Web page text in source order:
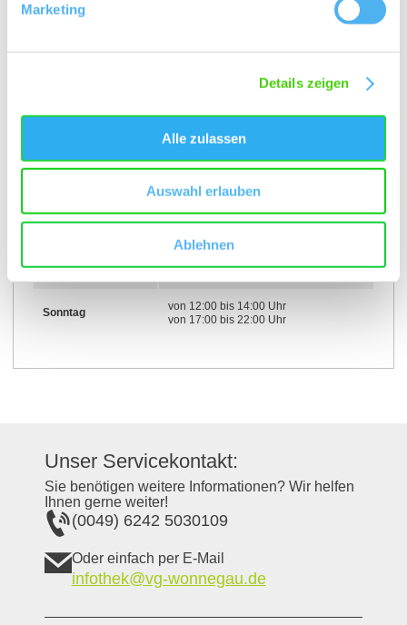
Marketing
Details zeigen
Alle zulassen
Auswahl erlauben
Ablehnen
von 17:00 bis 22:00 Uhr
von 12:00 bis 14:00 Uhr
von 17:00 bis 22:00 Uhr
Donnerstag
von 12:00 bis 14:00 Uhr
Freitag
von 12:00 bis 14:00 Uhr
von 17:00 bis 22:00 Uhr
Samstag
von 17:00 bis 22:00 Uhr
Sonntag
von 12:00 bis 14:00 Uhr
von 17:00 bis 22:00 Uhr
Unser Servicekontakt:
Sie benötigen weitere Informationen? Wir helfen
Ihnen gerne weiter!
(0049) 6242 5030109
Oder einfach per E-Mail
infothek@vg-wonnegau.de